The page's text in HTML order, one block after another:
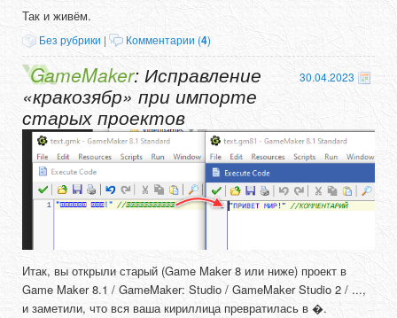
Так и живём.
Без рубрики | Комментарии (4)
30.04.2023
GameMaker: Исправление
«кракозябр» при импорте
старых проектов
Итак, вы открыли старый (Game Maker 8 или ниже) проект в
Game Maker 8.1 / GameMaker: Studio / GameMaker Studio 2 / ...,
и заметили, что вся ваша кириллица превратилась в �.